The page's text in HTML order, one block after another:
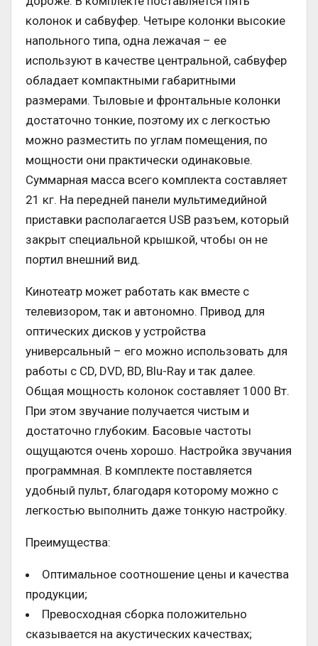
колонок и сабвуфер. Четыре колонки высокие
напольного типа, одна лежачая – ее
используют в качестве центральной, сабвуфер
обладает компактными габаритными
размерами. Тыловые и фронтальные колонки
достаточно тонкие, поэтому их с легкостью
можно разместить по углам помещения, по
мощности они практически одинаковые.
Суммарная масса всего комплекта составляет
21 кг. На передней панели мультимедийной
приставки располагается USB разъем, который
закрыт специальной крышкой, чтобы он не
портил внешний вид.
Кинотеатр может работать как вместе с
телевизором, так и автономно. Привод для
оптических дисков у устройства
универсальный – его можно использовать для
работы с CD, DVD, BD, Blu-Ray и так далее.
Общая мощность колонок составляет 1000 Вт.
При этом звучание получается чистым и
достаточно глубоким. Басовые частоты
ощущаются очень хорошо. Настройка звучания
программная. В комплекте поставляется
удобный пульт, благодаря которому можно с
легкостью выполнить даже тонкую настройку.
Преимущества:
Оптимальное соотношение цены и качества
продукции;
Превосходная сборка положительно
сказывается на акустических качествах;